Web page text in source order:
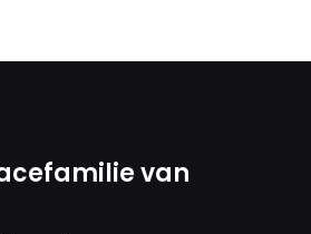
geld.. ook 40 miljoen.
van